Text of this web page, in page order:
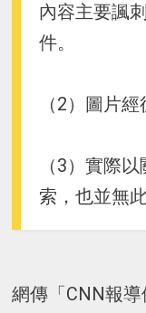
內容主要諷
件。
（2）圖片
（3）實際
索，也並無此
網傳「CNN報